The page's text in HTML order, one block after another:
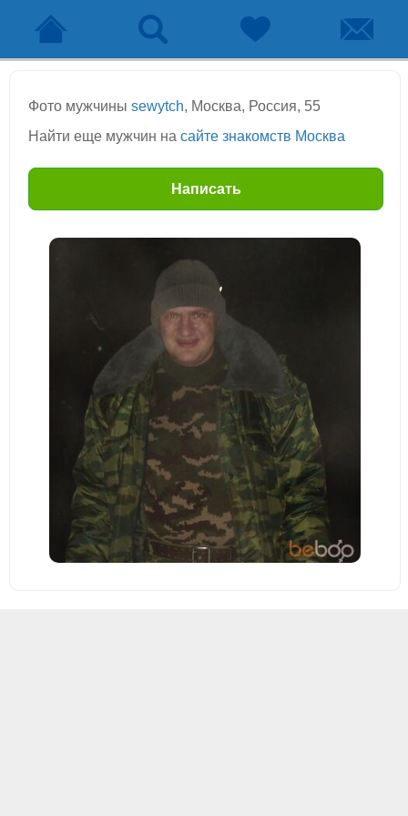
Фото мужчины sewytch, Москва, Россия, 55
Найти еще мужчин на сайте знакомств Москва
Написать